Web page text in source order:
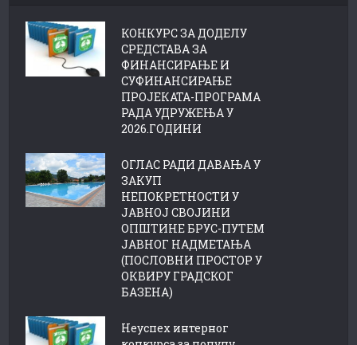
КОНКУРС ЗА ДОДЕЛУ
СРЕДСТАВА ЗА
ФИНАНСИРАЊЕ И
СУФИНАНСИРАЊЕ
ПРОЈЕКАТА-ПРОГРАМА
РАДА УДРУЖЕЊА У
2026.ГОДИНИ
ОГЛАС РАДИ ДАВАЊА У
ЗАКУП
НЕПОКРЕТНОСТИ У
ЈАВНОЈ СВОЈИНИ
ОПШТИНЕ БРУС-ПУТЕМ
ЈАВНОГ НАДМЕТАЊА
(ПОСЛОВНИ ПРОСТОР У
ОКВИРУ ГРАДСКОГ
БАЗЕНА)
Неуспех интерног